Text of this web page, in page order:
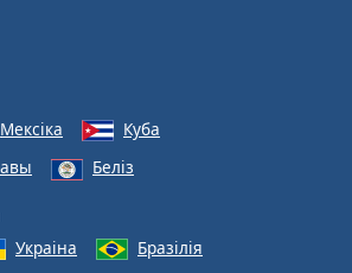
Мексіка
Куба
Беліз
Украіна
Бразілія